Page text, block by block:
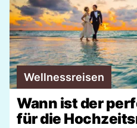
Wellnessreisen
Wann ist der
für die